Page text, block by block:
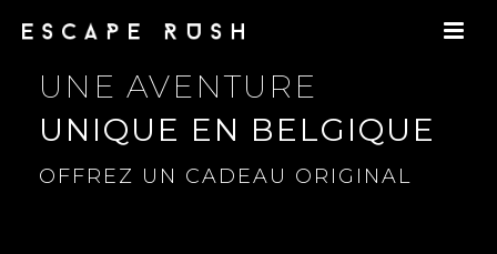
UNE AVENTURE
UNIQUE EN BELGIQUE
OFFREZ UN CADEAU ORIGINAL